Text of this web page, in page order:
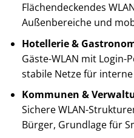
Flächendeckendes
Außenbereiche und
Hotellerie &
Gäste-WLAN mit Login-
stabile Netze für
Kommunen &
Sichere WLAN-
Bürger, Grundlage für